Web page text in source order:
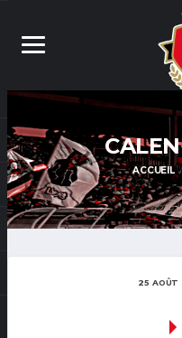
ACCUEIL
25 AOÛT